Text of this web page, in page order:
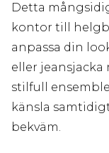
Detta
kontor till
anpassa din
eller
stilfull
känsla
bekväm.